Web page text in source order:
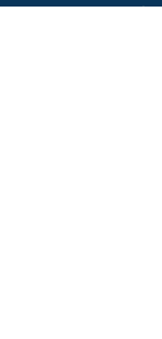
votre vie privée.